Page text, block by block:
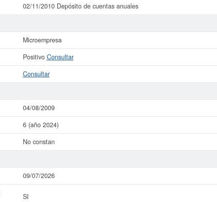
02/11/2010 Depósito de cuentas anuales
Microempresa
Positivo Consultar
Consultar
04/08/2009
6 (año 2024)
No constan
09/07/2026
SI